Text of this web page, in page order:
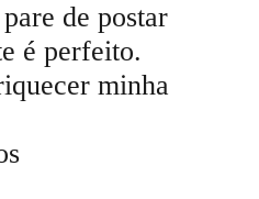
de postar
é perfeito.
minha